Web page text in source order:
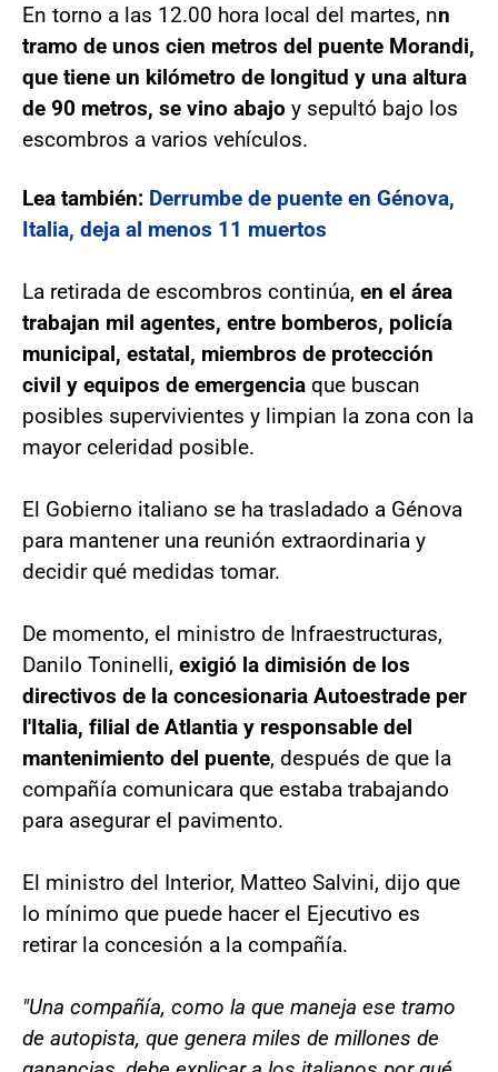
En torno a las 12.00 hora local del martes, nn
tramo de unos cien metros del puente Morandi,
que tiene un kilómetro de longitud y una altura
de 90 metros, se vino abajo y sepultó bajo los
escombros a varios vehículos.
Lea también: Derrumbe de puente en Génova,
Italia, deja al menos 11 muertos
La retirada de escombros continúa, en el área
trabajan mil agentes, entre bomberos, policía
municipal, estatal, miembros de protección
civil y equipos de emergencia que buscan
posibles supervivientes y limpian la zona con la
mayor celeridad posible.
El Gobierno italiano se ha trasladado a Génova
para mantener una reunión extraordinaria y
decidir qué medidas tomar.
De momento, el ministro de Infraestructuras,
Danilo Toninelli, exigió la dimisión de los
directivos de la concesionaria Autoestrade per
l'Italia, filial de Atlantia y responsable del
mantenimiento del puente, después de que la
compañía comunicara que estaba trabajando
para asegurar el pavimento.
El ministro del Interior, Matteo Salvini, dijo que
lo mínimo que puede hacer el Ejecutivo es
retirar la concesión a la compañía.
"Una compañía, como la que maneja ese tramo
de autopista, que genera miles de millones de